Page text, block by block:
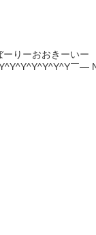
りーおおきーい
￣—